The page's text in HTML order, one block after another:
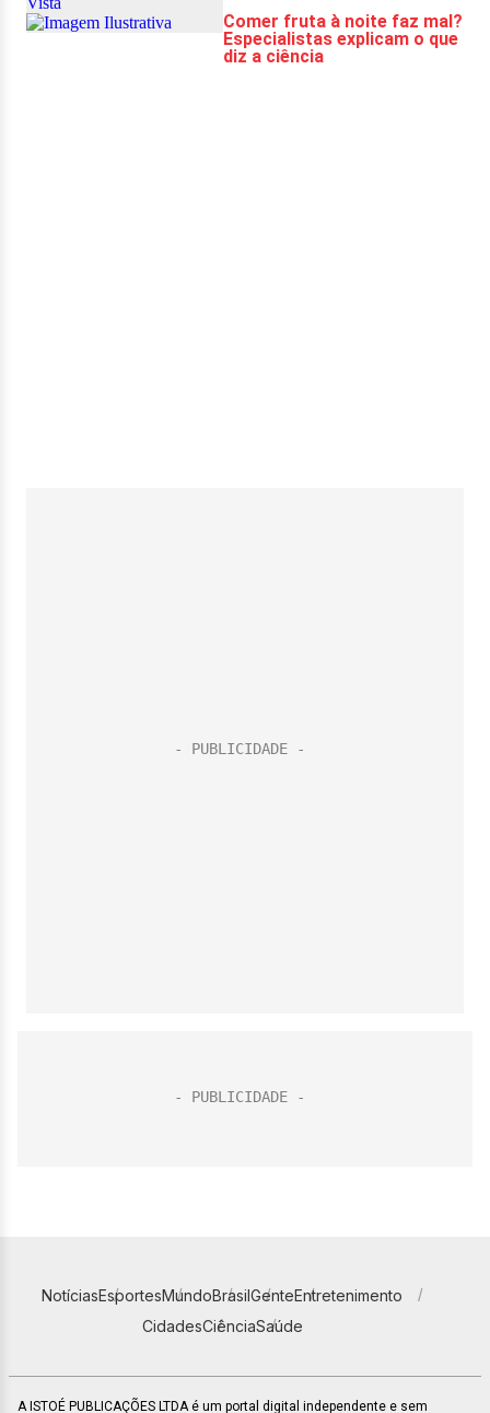
NotíciasEsportesMundoBrasilGenteEntretenimento
CidadesCiênciaSaúde
A ISTOÉ PUBLICAÇÕES LTDA é um portal digital independente e sem